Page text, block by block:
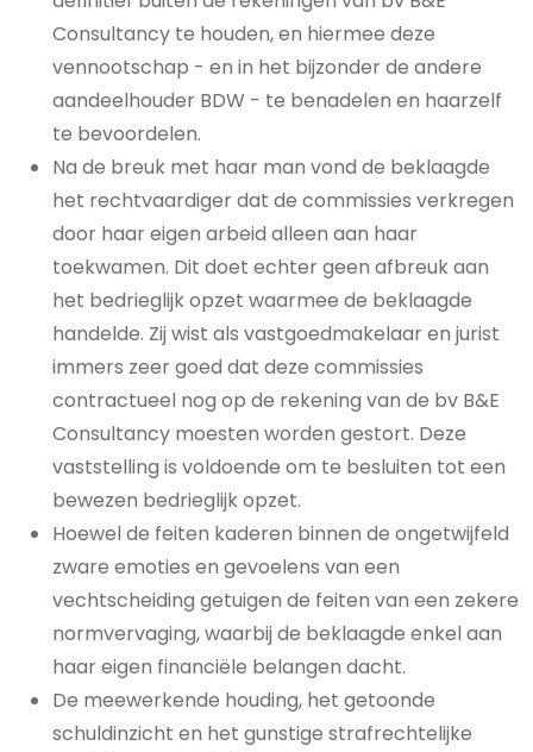
Consultancy te houden, en hiermee deze
vennootschap - en in het bijzonder de andere
aandeelhouder BDW - te benadelen en haarzelf
te bevoordelen.
Na de breuk met haar man vond de beklaagde
het rechtvaardiger dat de commissies verkregen
door haar eigen arbeid alleen aan haar
toekwamen. Dit doet echter geen afbreuk aan
het bedrieglijk opzet waarmee de beklaagde
handelde. Zij wist als vastgoedmakelaar en jurist
immers zeer goed dat deze commissies
contractueel nog op de rekening van de bv B&E
Consultancy moesten worden gestort. Deze
vaststelling is voldoende om te besluiten tot een
bewezen bedrieglijk opzet.
Hoewel de feiten kaderen binnen de ongetwijfeld
zware emoties en gevoelens van een
vechtscheiding getuigen de feiten van een zekere
normvervaging, waarbij de beklaagde enkel aan
haar eigen financiële belangen dacht.
De meewerkende houding, het getoonde
schuldinzicht en het gunstige strafrechtelijke